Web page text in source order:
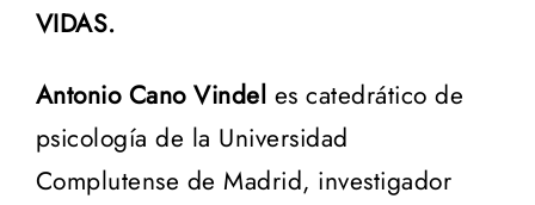
VIDAS.
Antonio Cano Vindel es catedrático de
psicología de la Universidad
Complutense de Madrid, investigador